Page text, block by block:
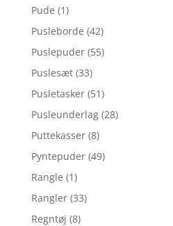
Pude (1)
Pusleborde (42)
Puslepuder (55)
Puslesæt (33)
Pusletasker (51)
Pusleunderlag (28)
Puttekasser (8)
Pyntepuder (49)
Rangle (1)
Rangler (33)
Regntøj (8)